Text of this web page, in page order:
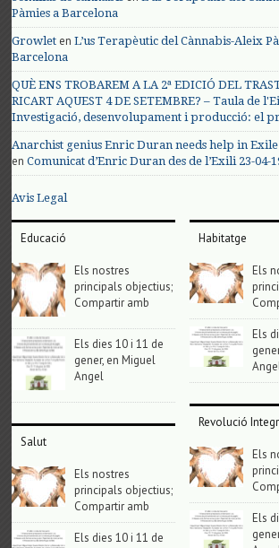
Pàmies a Barcelona
Growlet enL’us Terapèutic del Cànnabis-Aleix
Barcelona
QUÈ ENS TROBAREM A LA 2ª EDICIÓ DEL
RICART AQUEST 4 DE SETEMBRE? – Taula de
Investigació, desenvolupament i producció: el
Anarchist genius Enric Duran needs help in
enComunicat d’Enric Duran des de l’Exili 23-04-
Avis Legal
Educació
Els nostres
principals objectius;
Compartir amb
Els dies 10 i 11 de
gener, en Miguel
Angel
Salut
Els nostres
principals objectius;
Compartir amb
Els dies 10 i 11 de
Habitatge
Els
Els
Revolució
Els
Els